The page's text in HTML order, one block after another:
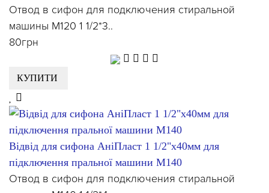
Отвод в сифон для подключения стиральной
машины М120 1 1/2*3..
80грн
КУПИТИ
Відвід для сифона АніПласт 1 1/2"х40мм для
підключення пральної машини М140
Отвод в сифон для подключения стиральной